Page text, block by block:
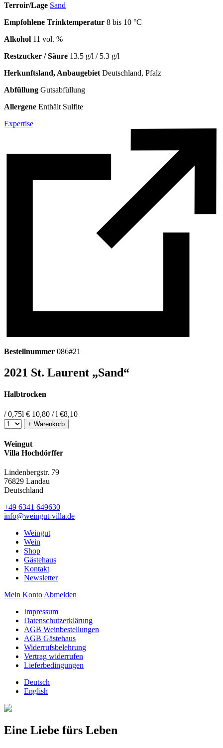
Terroir/Lage Sand
Empfohlene Trinktemperatur 8 bis 10 °C
Alkohol 11 vol. %
Restzucker / Säure 13.5 g/l / 5.3 g/l
Herkunftsland, Anbaugebiet Deutschland, Pfalz
Abfüllung Gutsabfüllung
Allergene Enthält Sulfite
Expertise
Bestellnummer 086#21
2021 St. Laurent „Sand“
Halbtrocken
/ 0,75l € 10,80 / l €8,10
+ Warenkorb
Weingut
Villa Hochdörffer
Lindenbergstr. 79
76829 Landau
Deutschland
+49 6341 649630
info@weingut-villa.de
Weingut
Wein
Shop
Gästehaus
Kontakt
Newsletter
Mein Konto Abmelden
Impressum
Datenschutzerklärung
AGB Weinbestellungen
AGB Gästehaus
Widerrufsbelehrung
Vertrag widerrufen
Lieferbedingungen
Deutsch
English
Eine Liebe fürs Leben